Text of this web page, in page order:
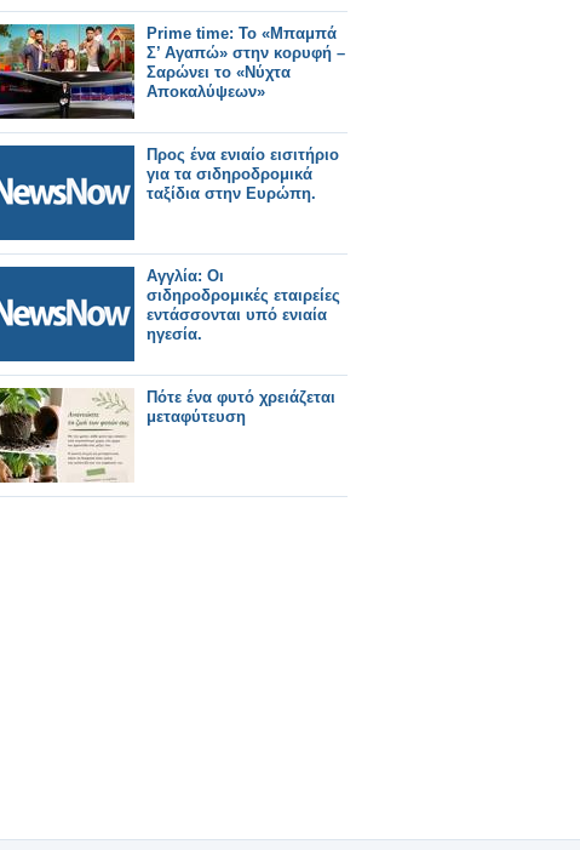
Prime time: Το «Μπαμπά
Σ’ Αγαπώ» στην κορυφή –
Σαρώνει το «Νύχτα
Αποκαλύψεων»
Προς ένα ενιαίο εισιτήριο
για τα σιδηροδρομικά
ταξίδια στην Ευρώπη.
Αγγλία: Οι
σιδηροδρομικές εταιρείες
εντάσσονται υπό ενιαία
ηγεσία.
Πότε ένα φυτό χρειάζεται
μεταφύτευση